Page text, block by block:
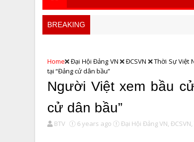
BREAKING
Home Đại Hội Đảng VN ĐCSVN Thời Sự Việt
tại “Đảng cử dân bầu”
Người Việt xem bầu
cử dân bầu”
BTV 6 years ago Đại Hội Đảng VN, ĐCSVN,